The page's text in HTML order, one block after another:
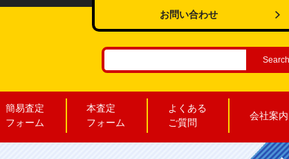
お問い合わせ
簡易査定
フォーム
本査定
フォーム
よくある
ご質問
会社案内